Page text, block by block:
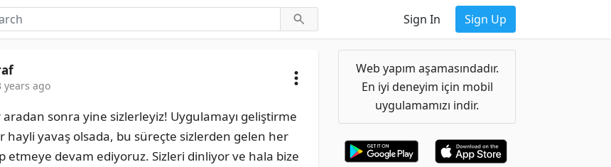
Sign In Sign Up
years ago
aradan sonra yine sizlerleyiz! Uygulamayı geliştirme
hayli yavaş olsada, bu süreçte sizlerden gelen her
etmeye devam ediyoruz. Sizleri dinliyor ve hala bize
Web yapım aşamasındadır.
En iyi deneyim için mobil
uygulamamızı indir.